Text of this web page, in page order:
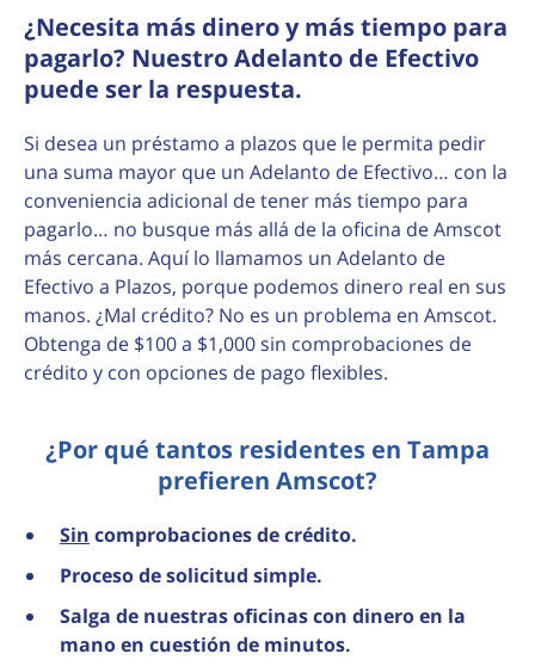
¿Necesita más dinero y más tiempo para
pagarlo? Nuestro Adelanto de Efectivo
puede ser la respuesta.
Si desea un préstamo a plazos que le permita pedir
una suma mayor que un Adelanto de Efectivo… con la
conveniencia adicional de tener más tiempo para
pagarlo… no busque más allá de la oficina de Amscot
más cercana. Aquí lo llamamos un Adelanto de
Efectivo a Plazos, porque podemos dinero real en sus
manos. ¿Mal crédito? No es un problema en Amscot.
Obtenga de $100 a $1,000 sin comprobaciones de
crédito y con opciones de pago flexibles.
¿Por qué tantos residentes en Tampa
prefieren Amscot?
Sin comprobaciones de crédito.
Proceso de solicitud simple.
Salga de nuestras oficinas con dinero en la
mano en cuestión de minutos.